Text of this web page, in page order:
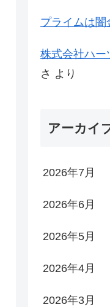
プライム は
株式会社ハー
さ より
アーカイ
2026年7月
2026年6月
2026年5月
2026年4月
2026年3月